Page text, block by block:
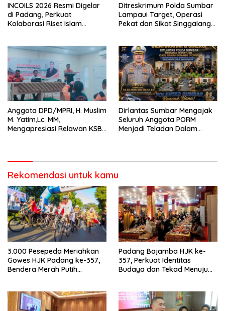
INCOILS 2026 Resmi Digelar
di Padang, Perkuat
Kolaborasi Riset Islam
Ditreskrimum Polda Sumbar
Lampaui Target, Operasi
Pekat dan Sikat Singgalang
Anggota DPD/MPRI, H. Muslim
M. Yatim,Lc. MM,
Mengapresiasi Relawan KSB
Dirlantas Sumbar Mengajak
Seluruh Anggota PORM
Menjadi Teladan Dalam
Rekomendasi untuk kamu
3.000 Pesepeda Meriahkan
Gowes HJK Padang ke-357,
Bendera Merah Putih
Padang Bajamba HJK ke-
357, Perkuat Identitas
Budaya dan Tekad Menuju